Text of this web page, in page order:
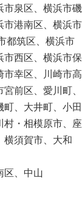
市泉区、横浜市磯
市港南区、横浜市
都筑区、横浜市
西区、横浜市保
市幸区、川崎市高
前区、愛川町、
、大井町、小田
村・相模原市、座
横須賀市、大和
区、中山